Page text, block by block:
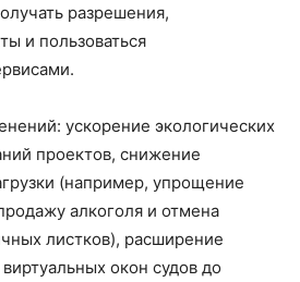
разрешения,
и пользоваться
ускорение экологических
проектов, снижение
(например, упрощение
алкоголя и отмена
листков), расширение
окон судов до